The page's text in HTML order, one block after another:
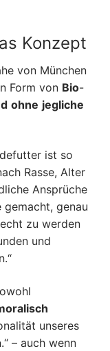
Konzept
von München
Form von Bio-
ohne jegliche
ist so
Rasse, Alter
Ansprüche
gemacht, genau
zu werden
und
unseres
– auch wenn